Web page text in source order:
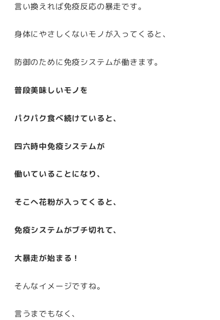
言い換えれば免疫反応の暴走です。
身体にやさしくないモノが入ってくると、
防御のために免疫システムが働きます。
普段美味しいモノを
パクパク食べ続けていると、
四六時中免疫システムが
働いていることになり、
そこへ花粉が入ってくると、
免疫システムがブチ切れて、
大暴走が始まる！
そんなイメージですね。
言うまでもなく、